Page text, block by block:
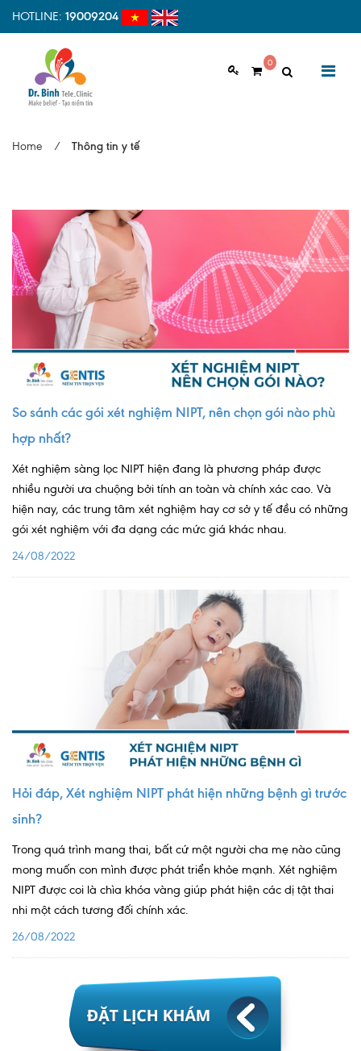
HOTLINE: 19009204
0
TRANG CHỦ
Vì sao nên chọn Dr.Binh Tele_Clinic
Đội ngũ y bác sĩ
Cơ sở vật chất
Hợp tác quốc tế
Quy trình khám bệnh tại Dr. Binh
Quy trình khám BHYT
Hồ sơ năng lực phòng khám
Thông tin y tế
Tin Ưu đãi
DỊCH VỤ
Các chuyên khoa tại Phòng khám
Mắt
Răng Hàm Mặt
Tai Mũi Họng
Xét nghiệm
Xét nghiệm sàng lọc NIPT
Home / Thông tin y tế
So sánh các gói xét nghiệm NIPT, nên chọn gói nào phù
hợp nhất?
Xét nghiệm sàng lọc NIPT hiện đang là phương pháp được
nhiều người ưa chuộng bởi tính an toàn và chính xác cao. Và
hiện nay, các trung tâm xét nghiệm hay cơ sở y tế đều có những
gói xét nghiệm với đa dạng các mức giá khác nhau.
24/08/2022
Hỏi đáp, Xét nghiệm NIPT phát hiện những bệnh gì trước
sinh?
Trong quá trình mang thai, bất cứ một người cha mẹ nào cũng
mong muốn con mình được phát triển khỏe mạnh. Xét nghiệm
NIPT được coi là chìa khóa vàng giúp phát hiện các dị tật thai
nhi một cách tương đối chính xác.
26/08/2022